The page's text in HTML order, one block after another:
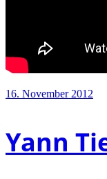
16. November 2012
Yann